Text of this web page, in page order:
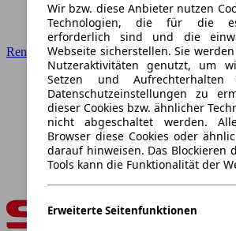
Renault
Wir bzw. diese Anbieter nutzen
Technologien, die für die
erforderlich sind und die
Webseite sicherstellen. Sie
Nutzeraktivitäten genutzt, um
Setzen und
Datenschutzeinstellungen zu
dieser Cookies bzw. ähnlicher
nicht abgeschaltet werden.
Browser diese Cookies oder
darauf hinweisen. Das Blockieren
Tools kann die Funktionalität der
Erweiterte Seitenfunktionen